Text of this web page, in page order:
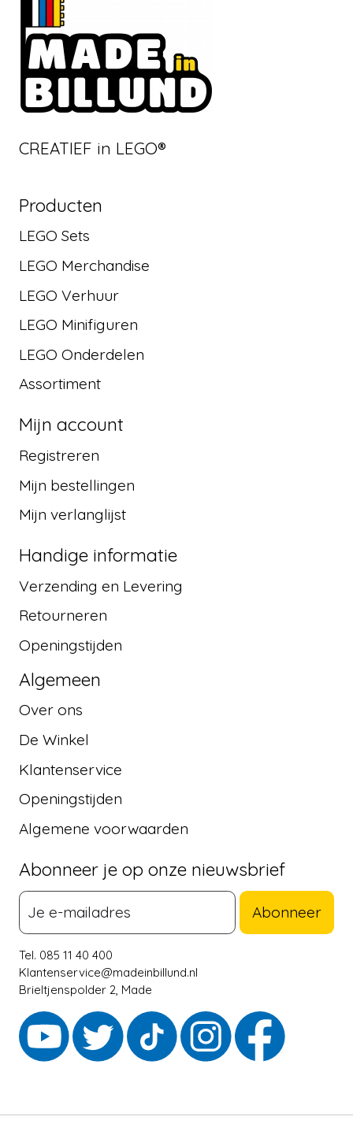
CREATIEF in LEGO®
Producten
LEGO Sets
LEGO Merchandise
LEGO Verhuur
LEGO Minifiguren
LEGO Onderdelen
Assortiment
Mijn account
Registreren
Mijn bestellingen
Mijn verlanglijst
Handige informatie
Verzending en Levering
Retourneren
Openingstijden
Algemeen
Over ons
De Winkel
Klantenservice
Openingstijden
Algemene voorwaarden
Abonneer je op onze nieuwsbrief
Abonneer
Tel. 085 11 40 400
Klantenservice@madeinbillund.nl
Brieltjenspolder 2, Made